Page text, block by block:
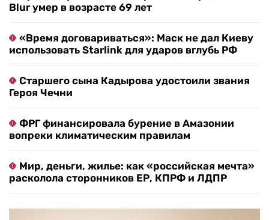
Blur умер в возрасте 69 лет
«Время договариваться»: Маск не дал Киеву
использовать Starlink для ударов вглубь РФ
Старшего сына Кадырова удостоили звания
Героя Чечни
ФРГ финансировала бурение в Амазонии
вопреки климатическим правилам
Мир, деньги, жилье: как «российская мечта»
расколола сторонников ЕР, КПРФ и ЛДПР